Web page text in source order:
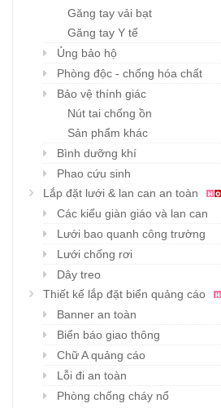
Găng tay vải bạt
Găng tay Y tế
Ủng bảo hộ
Phòng độc - chống hóa chất
Bảo vệ thính giác
Nút tai chống ồn
Sản phẩm khác
Bình dưỡng khí
Phao cứu sinh
Lắp đặt lưới & lan can an toàn
Các kiểu giàn giáo và lan can
Lưới bao quanh công trường
Lưới chống rơi
Dây treo
Thiết kế lắp đặt biển quảng cáo
Banner an toàn
Biển báo giao thông
Chữ A quảng cáo
Lỗi đi an toàn
Phòng chống cháy nổ